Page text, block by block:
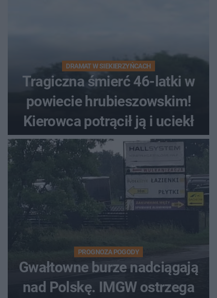
DRAMAT W SIEKIERZYŃCACH
Tragiczna śmierć 46-latki w
powiecie hrubieszowskim!
Kierowca potrącił ją i uciekł
PROGNOZA POGODY
Gwałtowne burze nadciągają
nad Polskę. IMGW ostrzega